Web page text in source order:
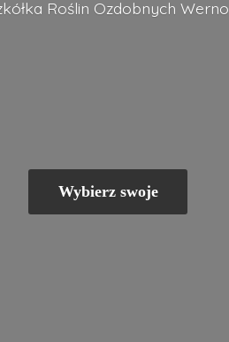
Roślin Ozdobnych Werno
Wybierz swoje